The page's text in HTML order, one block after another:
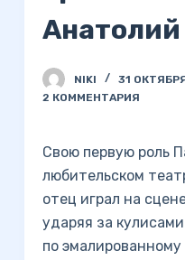
NIKI 31
2 КОММЕНТАРИЯ
Свою первую роль
любительском
отец играл на
ударяя за
по